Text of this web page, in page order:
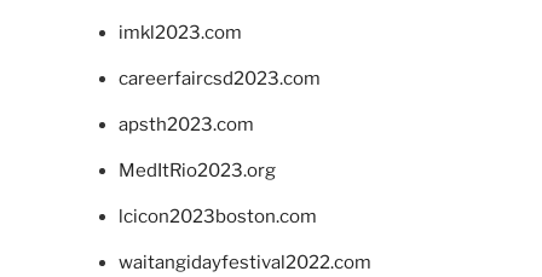
imkl2023.com
careerfaircsd2023.com
apsth2023.com
MedItRio2023.org
lcicon2023boston.com
waitangidayfestival2022.com